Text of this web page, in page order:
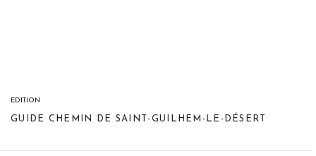
EDITION
GUIDE CHEMIN DE SAINT-GUILHEM-LE-DÉSERT